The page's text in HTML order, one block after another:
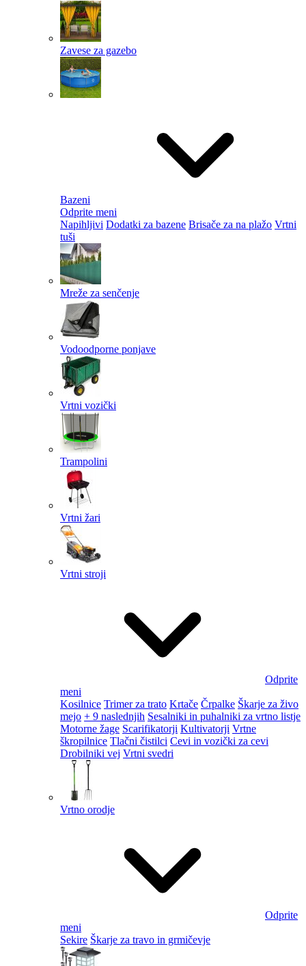
Zavese za gazebo
Bazeni
Odprite meni
Napihljivi Dodatki za bazene Brisače za na plažo Vrtni
tuši
Mreže za senčenje
Vodoodporne ponjave
Vrtni vozički
Trampolini
Vrtni žari
Vrtni stroji
Odprite
meni
Kosilnice Trimer za trato Krtače Črpalke Škarje za živo
mejo + 9 naslednjih Sesalniki in puhalniki za vrtno listje
Motorne žage Scarifikatorji Kultivatorji Vrtne
škropilnice Tlačni čistilci Cevi in vozički za cevi
Drobilniki vej Vrtni svedri
Vrtno orodje
Odprite
meni
Sekire Škarje za travo in grmičevje